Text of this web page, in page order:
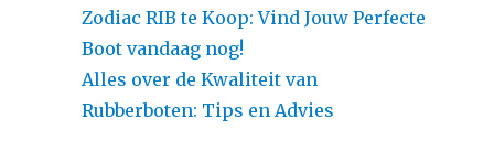
Zodiac RIB te Koop: Vind Jouw Perfecte
Boot vandaag nog!
Alles over de Kwaliteit van
Rubberboten: Tips en Advies